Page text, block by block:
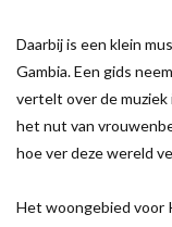
Daarbij is een klein
Gambia. Een gids
vertelt over de
het nut van
hoe ver deze wereld
Het woongebied voor